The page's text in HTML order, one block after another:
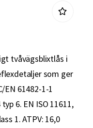
tvåvägsblixtlås i
som ger
61482-1-1
6. EN ISO 11611,
1. ATPV: 16,0